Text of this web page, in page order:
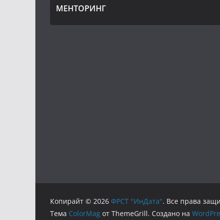
МЕНТОРИНГ
Копирайт © 2026 ФРСТ "ИнДата". Все права
Тема ColorMag от ThemeGrill. Создано на